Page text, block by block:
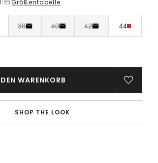
| Größentabelle
38 40 42 44
WARENKORB
SHOP THE LOOK